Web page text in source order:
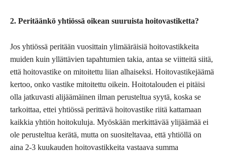
2. Peritäänkö yhtiössä oikean suuruista hoitovastiketta?
Jos yhtiössä peritään vuosittain ylimääräisiä hoitovastikkeita
muiden kuin yllättävien tapahtumien takia, antaa se viitteitä siitä,
että hoitovastike on mitoitettu liian alhaiseksi. Hoitovastikejäämä
kertoo, onko vastike mitoitettu oikein. Hoitotalouden ei pitäisi
olla jatkuvasti alijäämäinen ilman perusteltua syytä, koska se
tarkoittaa, ettei yhtiössä perittävä hoitovastike riitä kattamaan
kaikkia yhtiön hoitokuluja. Myöskään merkittävää ylijäämää ei
ole perusteltua kerätä, mutta on suositeltavaa, että yhtiöllä on
aina 2-3 kuukauden hoitovastikkeita vastaava summa